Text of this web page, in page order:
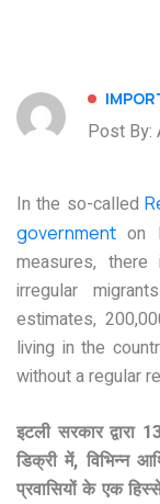
Post By:
In the so-called
government on
measures,
irregular
estimates,
living in the
without a regular
इटली सरकार
डिक्री में, विभिन्न
प्रवासियों के एक